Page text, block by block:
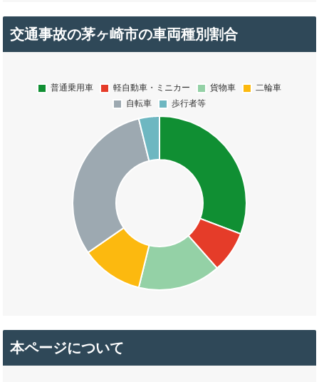
交通事故の茅ヶ崎市の車両種別割合
本ページについて